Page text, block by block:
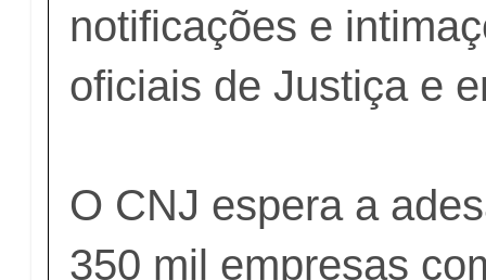
notificações e
oficiais de Justiça e
O CNJ espera a
350 mil empresas